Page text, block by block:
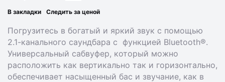
В закладки Следить за ценой
Погрузитесь в богатый и яркий звук с помощью
2.1-канального саундбара с функцией Bluetooth®.
Универсальный сабвуфер, который можно
расположить как вертикально так и горизонтально,
обеспечивает насыщенный бас и звучание, как в